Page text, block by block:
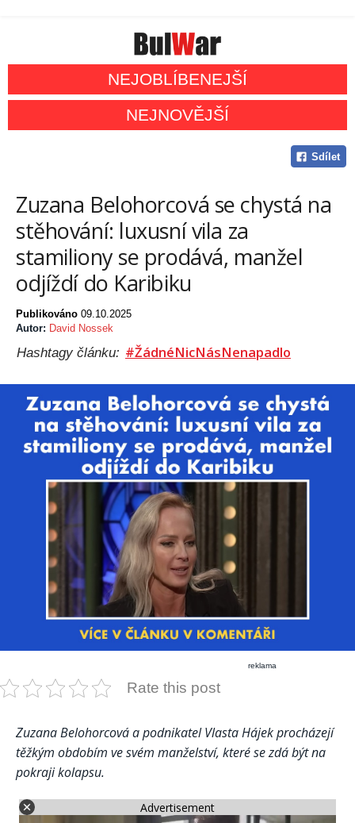
NEJOBLÍBENEJŠÍ
NEJNOVĚJŠÍ
Sdílet
Zuzana Belohorcová se chystá na
stěhování: luxusní vila za
stamiliony se prodává, manžel
odjíždí do Karibiku
Publikováno 09.10.2025
Autor: David Nossek
Hashtagy článku: #ŽádnéNicNásNenapadlo
reklama
Rate this post
Zuzana Belohorcová a podnikatel Vlasta Hájek procházejí
těžkým obdobím ve svém manželství, které se zdá být na
pokraji kolapsu.
Advertisement